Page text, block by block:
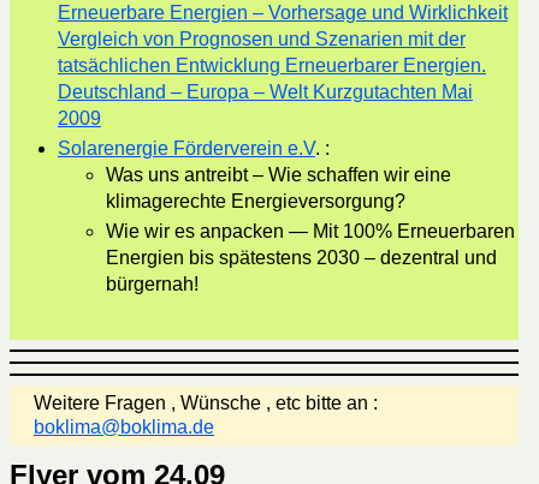
Erneuerbare Energien – Vorhersage und Wirklichkeit
Vergleich von Prognosen und Szenarien mit der
tatsächlichen Entwicklung Erneuerbarer Energien.
Deutschland – Europa – Welt Kurzgutachten Mai
2009
Solarenergie Förderverein e.V. :
Was uns antreibt – Wie schaffen wir eine
klimagerechte Energieversorgung?
Wie wir es anpacken — Mit 100% Erneuerbaren
Energien bis spätestens 2030 – dezentral und
bürgernah!
Weitere Fragen , Wünsche , etc bitte an :
boklima@boklima.de
Flyer vom 24.09